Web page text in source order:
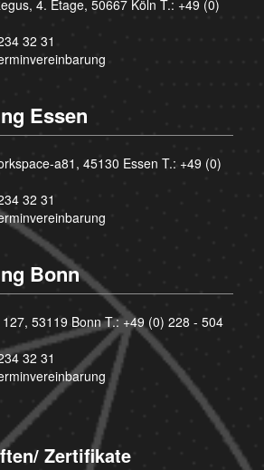
4. Etage, 50667 Köln T.: +49 (0)
32 31
Essen
a81, 45130 Essen T.: +49 (0)
32 31
Bonn
53119 Bonn T.:+49 (0) 228 - 504
32 31
Zertifikate